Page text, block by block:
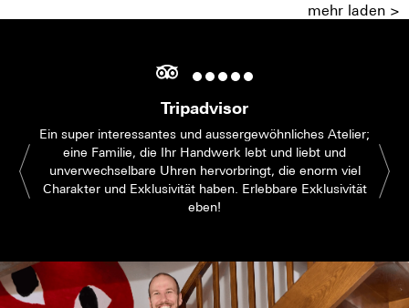
mehr laden >
Tripadvisor
Ein super interessantes und aussergewöhnliches Atelier;
eine Familie, die Ihr Handwerk lebt und liebt und
unverwechselbare Uhren hervorbringt, die enorm viel
Charakter und Exklusivität haben. Erlebbare Exklusivität
eben!